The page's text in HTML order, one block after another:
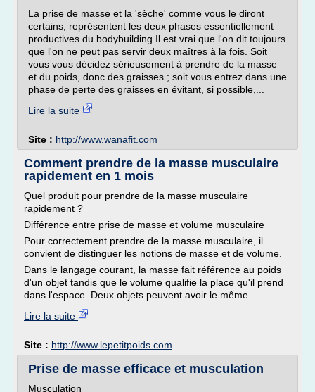
La prise de masse et la 'sèche' comme vous le diront
certains, représentent les deux phases essentiellement
productives du bodybuilding Il est vrai que l'on dit toujours
que l'on ne peut pas servir deux maîtres à la fois. Soit
vous vous décidez sérieusement à prendre de la masse
et du poids, donc des graisses ; soit vous entrez dans une
phase de perte des graisses en évitant, si possible,...
Lire la suite
Site : http://www.wanafit.com
Comment prendre de la masse musculaire
rapidement en 1 mois
Quel produit pour prendre de la masse musculaire
rapidement ?
Différence entre prise de masse et volume musculaire
Pour correctement prendre de la masse musculaire, il
convient de distinguer les notions de masse et de volume.
Dans le langage courant, la masse fait référence au poids
d'un objet tandis que le volume qualifie la place qu'il prend
dans l'espace. Deux objets peuvent avoir le même...
Lire la suite
Site : http://www.lepetitpoids.com
Prise de masse efficace et musculation
Musculation